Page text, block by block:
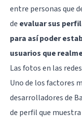
entre personas que
de evaluar sus
para así poder
usuarios que
Las fotos en las
Uno de los factores
desarrolladores de
de perfil que